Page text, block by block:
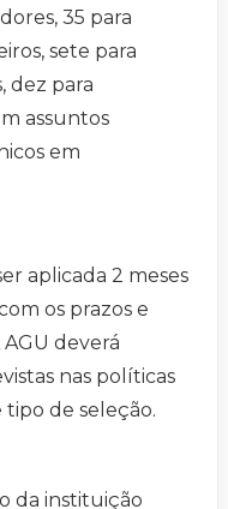
35 para
sete para
dez para
assuntos
em
aplicada 2 meses
os prazos e
deverá
nas políticas
tipo de seleção.
da instituição